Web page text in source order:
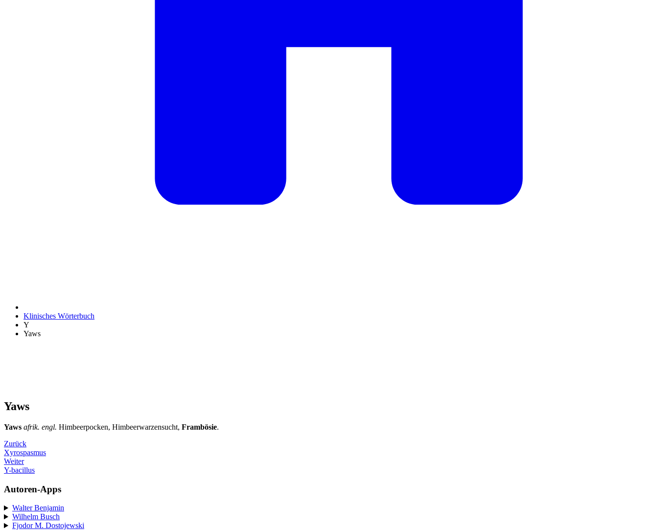
Klinisches Wörterbuch
Y
Yaws
Yaws
Yaws afrik. engl. Himbeerpocken, Himbeerwarzensucht, Frambösie.
Zurück
Xyrospasmus
Weiter
Y-bacillus
Autoren-Apps
Walter Benjamin
Wilhelm Busch
Fjodor M. Dostojewski